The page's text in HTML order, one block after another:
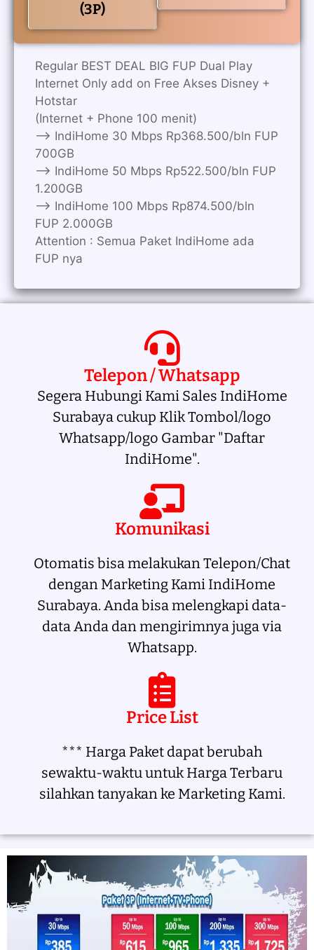
(3P)
Regular BEST DEAL BIG FUP Dual Play
Internet Only add on Free Akses Disney +
Hotstar
(Internet + Phone 100 menit)
——> IndiHome 30 Mbps Rp368.500/bln FUP
700GB
——> IndiHome 50 Mbps Rp522.500/bln FUP
1.200GB
——> IndiHome 100 Mbps Rp874.500/bln
FUP 2.000GB
Attention : Semua Paket IndiHome ada
FUP nya
Telepon / Whatsapp
Segera Hubungi Kami Sales IndiHome
Surabaya cukup Klik Tombol/logo
Whatsapp/logo Gambar "Daftar
IndiHome".
Komunikasi
Otomatis bisa melakukan Telepon/Chat
dengan Marketing Kami IndiHome
Surabaya. Anda bisa melengkapi data-
data Anda dan mengirimnya juga via
Whatsapp.
Price List
*** Harga Paket dapat berubah
sewaktu-waktu untuk Harga Terbaru
silahkan tanyakan ke Marketing Kami.